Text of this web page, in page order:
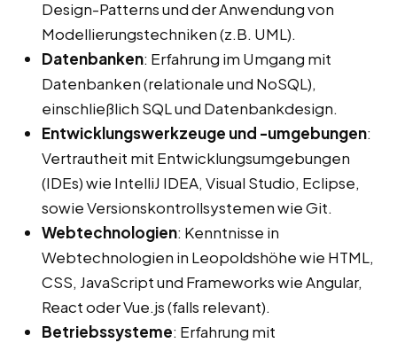
Design-Patterns und der Anwendung von
Modellierungstechniken (z.B. UML).
Datenbanken: Erfahrung im Umgang mit
Datenbanken (relationale und NoSQL),
einschließlich SQL und Datenbankdesign.
Entwicklungswerkzeuge und -umgebungen:
Vertrautheit mit Entwicklungsumgebungen
(IDEs) wie IntelliJ IDEA, Visual Studio, Eclipse,
sowie Versionskontrollsystemen wie Git.
Webtechnologien: Kenntnisse in
Webtechnologien in Leopoldshöhe wie HTML,
CSS, JavaScript und Frameworks wie Angular,
React oder Vue.js (falls relevant).
Betriebssysteme: Erfahrung mit